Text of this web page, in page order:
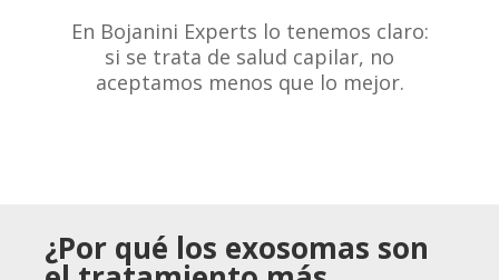
En Bojanini Experts lo tenemos claro:
si se trata de salud capilar, no
aceptamos menos que lo mejor.
¿Por qué los exosomas son